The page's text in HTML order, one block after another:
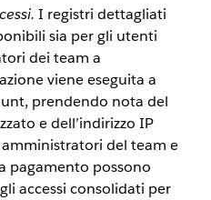
I registri dettagliati
sia per gli utenti
dei team a
viene eseguita a
prendendo nota del
e dell’indirizzo IP
del team e
pagamento possono
accessi consolidati per